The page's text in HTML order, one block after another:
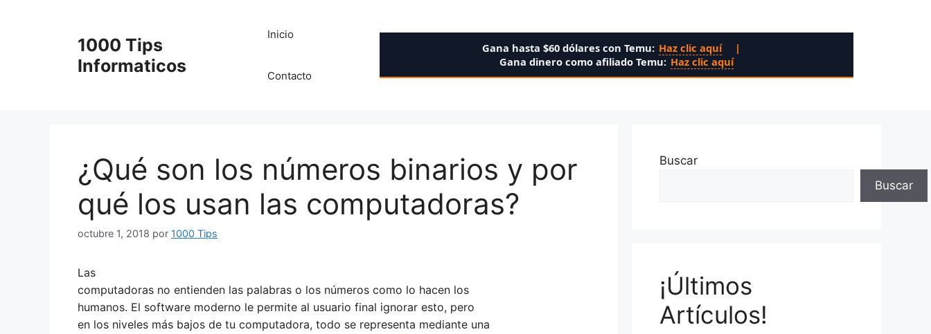
1000 Tips
Informaticos
Inicio
Contacto
Gana hasta $60 dólares con Temu: Haz clic aquí
|
Gana dinero como afiliado Temu: Haz clic aquí
¿Qué son los números binarios y por
qué los usan las computadoras?
octubre 1, 2018 por 1000 Tips
Las
computadoras no entienden las palabras o los números como lo hacen los
humanos. El software moderno le permite al usuario final ignorar esto, pero
en los niveles más bajos de tu computadora, todo se representa mediante una
Buscar
Buscar
¡Últimos
Artículos!